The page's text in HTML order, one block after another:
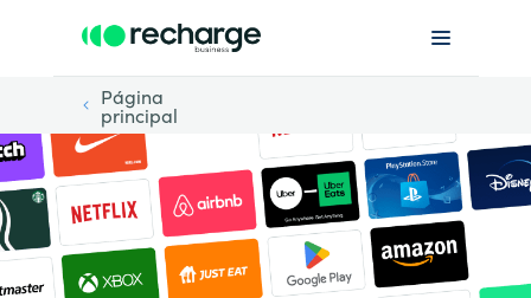
Página
principal